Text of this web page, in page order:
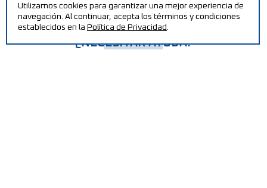
¿NECESITAR AYUDA?
Utilizamos cookies para garantizar una mejor experiencia de
navegación. Al continuar, acepta los términos y condiciones
establecidos en la Política de Privacidad.